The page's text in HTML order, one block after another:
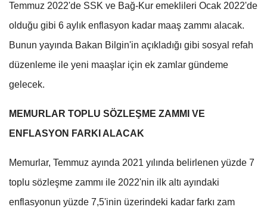
Temmuz 2022'de SSK ve Bağ-Kur emeklileri Ocak 2022'de
olduğu gibi 6 aylık enflasyon kadar maaş zammı alacak.
Bunun yayında Bakan Bilgin'in açıkladığı gibi sosyal refah
düzenleme ile yeni maaşlar için ek zamlar gündeme
gelecek.
MEMURLAR TOPLU SÖZLEŞME ZAMMI VE
ENFLASYON FARKI ALACAK
Memurlar, Temmuz ayında 2021 yılında belirlenen yüzde 7
toplu sözleşme zammı ile 2022'nin ilk altı ayındaki
enflasyonun yüzde 7,5'inin üzerindeki kadar farkı zam